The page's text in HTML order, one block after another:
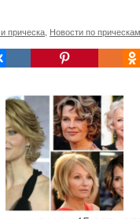
прическа Новости по прическам